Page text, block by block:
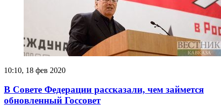
10:10, 18 фев 2020
В Совете Федерации рассказали, чем займется
обновленный Госсовет